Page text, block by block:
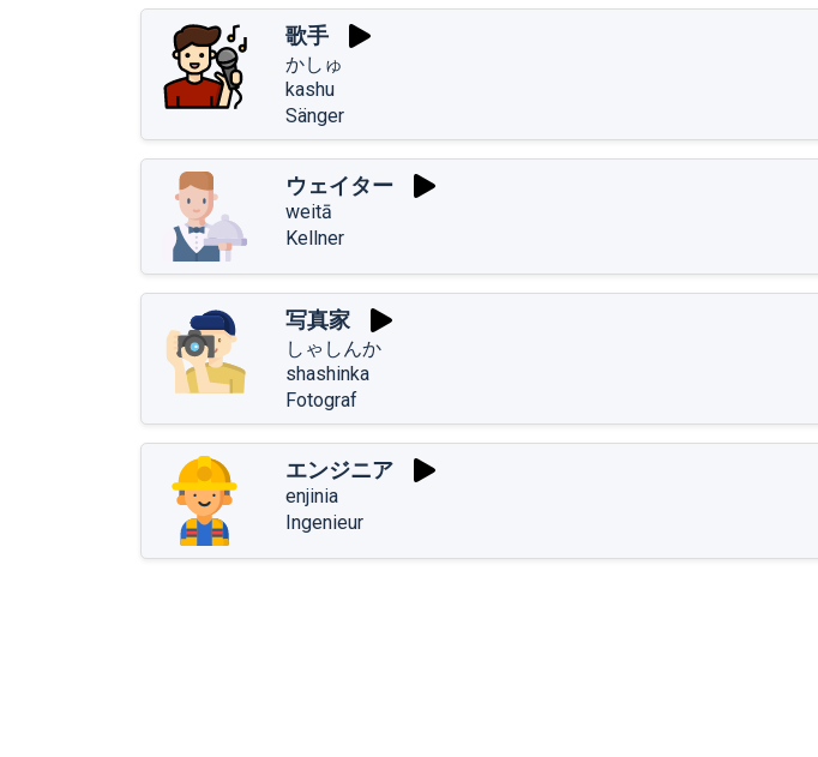
歌手
かしゅ
kashu
Sänger
ウェイター
weitā
Kellner
写真家
しゃしんか
shashinka
Fotograf
エンジニア
enjinia
Ingenieur